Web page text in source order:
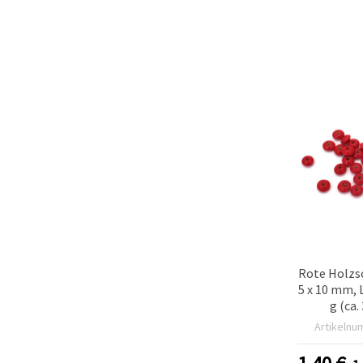
Rote
5 x 10 mm,
g (ca.